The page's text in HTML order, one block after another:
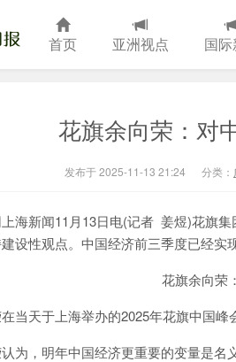
首页 亚洲视点 国
花旗余向荣：对
发布于 2025-11-13 21:24 分类：
新闻11月13日电(记者 姜煜)花旗集
设性观点。中国经济前三季度已经实
天于上海举办的2025年花旗中国峰
，明年中国经济更重要的变量是名